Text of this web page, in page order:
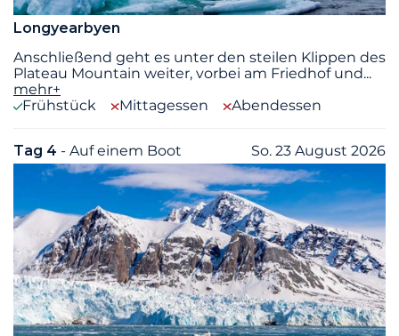
Longyearbyen
Anschließend geht es unter den steilen Klippen des
Plateau Mountain weiter, vorbei am Friedhof und...
mehr+
Frühstück
Mittagessen Abendessen
Tag 4 - Auf einem Boot So. 23 August 2026